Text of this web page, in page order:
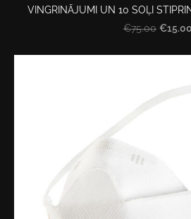
VINGRINĀJUMI UN 10 SOĻI
€75.00 €15.00